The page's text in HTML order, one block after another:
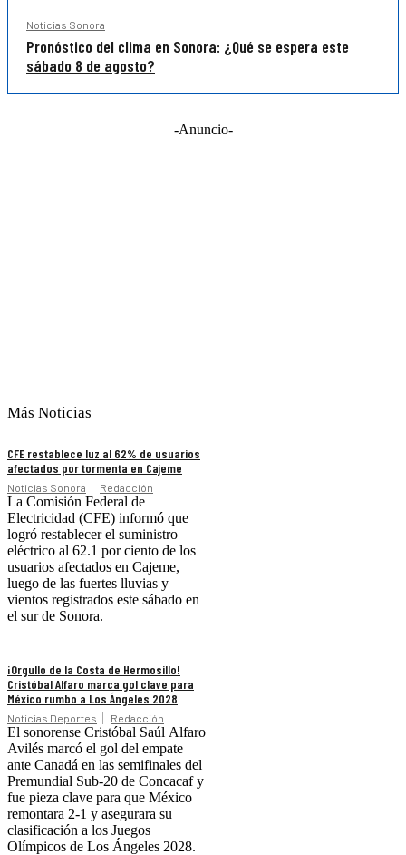
Noticias Sonora
Pronóstico del clima en Sonora: ¿Qué se espera este
sábado 8 de agosto?
-Anuncio-
Más Noticias
CFE restablece luz al 62% de usuarios
afectados por tormenta en Cajeme
Noticias Sonora Redacción
La Comisión Federal de
Electricidad (CFE) informó que
logró restablecer el suministro
eléctrico al 62.1 por ciento de los
usuarios afectados en Cajeme,
luego de las fuertes lluvias y
vientos registrados este sábado en
el sur de Sonora.
¡Orgullo de la Costa de Hermosillo!
Cristóbal Alfaro marca gol clave para
México rumbo a Los Ángeles 2028
Noticias Deportes Redacción
El sonorense Cristóbal Saúl Alfaro
Avilés marcó el gol del empate
ante Canadá en las semifinales del
Premundial Sub-20 de Concacaf y
fue pieza clave para que México
remontara 2-1 y asegurara su
clasificación a los Juegos
Olímpicos de Los Ángeles 2028.